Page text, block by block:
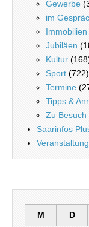
Gewerbe
im
Immobilien
Jubiläen
Kultur
Sport (722)
Termine
Tipps &
Zu Besuch
Saarinfos
M
D